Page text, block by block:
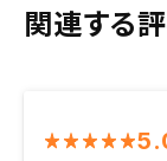
関連する